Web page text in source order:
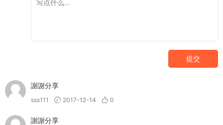
提交
謝謝分享
sss111 2017-12-14 0
謝謝分享